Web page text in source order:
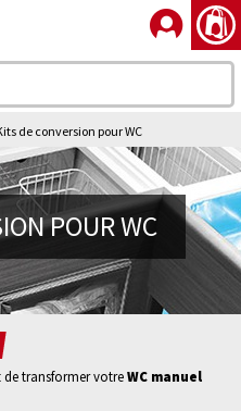
de conversion pour WC
de transformer votreWC manuel
POUR WC